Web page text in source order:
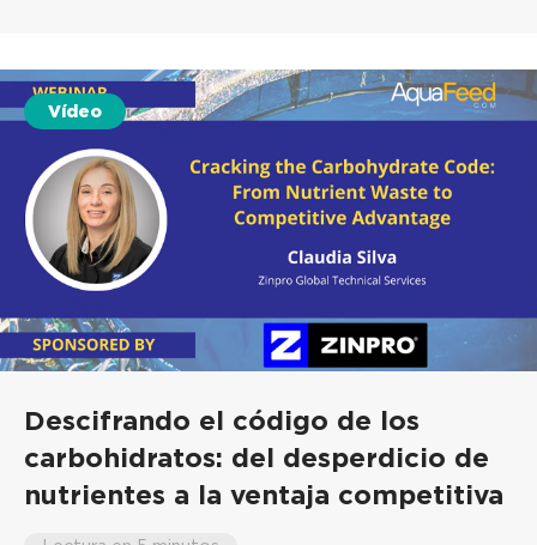
Vídeo
Descifrando el código de los
carbohidratos: del desperdicio de
nutrientes a la ventaja competitiva